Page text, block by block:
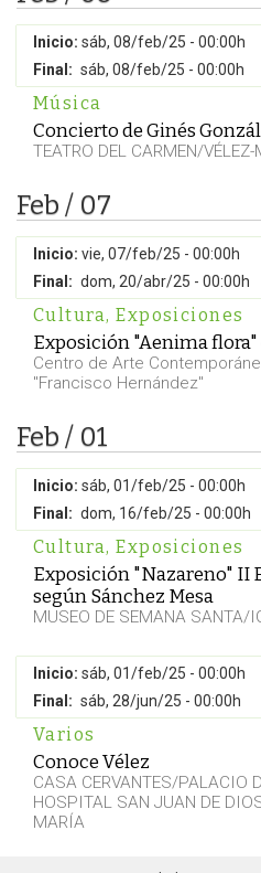
Inicio: sáb, 08/feb/25 - 00:00h
Final: sáb, 08/feb/25 - 00:00h
Música
Concierto de Ginés
TEATRO DEL CARMEN/
Feb / 07
Inicio: vie, 07/feb/25 - 00:00h
Final: dom, 20/abr/25 - 00:00h
Cultura, Exposiciones
Exposición "Aenima
Centro de Arte
"Francisco Hernández"
Feb / 01
Inicio: sáb, 01/feb/25 - 00:00h
Final: dom, 16/feb/25 - 00:00h
Cultura, Exposiciones
Exposición "Nazareno" II
según Sánchez Mesa
MUSEO DE SEMANA SANTA/
Inicio: sáb, 01/feb/25 - 00:00h
Final: sáb, 28/jun/25 - 00:00h
Varios
Conoce Vélez
CASA CERVANTES/PALACIO
HOSPITAL SAN JUAN DE
MARÍA